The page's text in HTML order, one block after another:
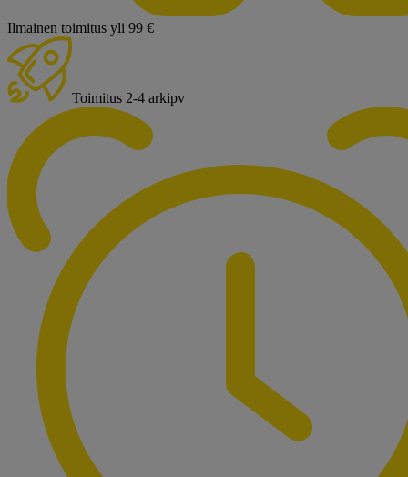
Ilmainen toimitus yli 99 €
Toimitus 2-4 arkipv